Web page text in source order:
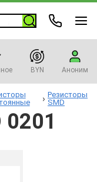
BYN Аноним
Резисторы
SMD
0201